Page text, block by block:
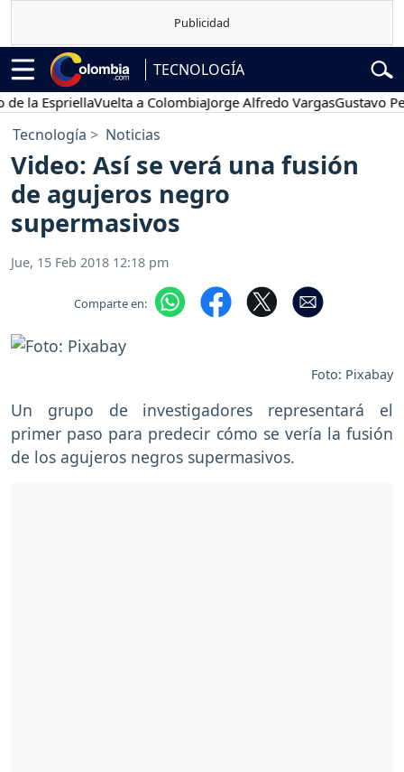
TECNOLOGÍA
EspriellaVuelta a ColombiaJorge Alfredo VargasGustavo Petro
Tecnología Noticias
Video: Así se verá una fusión
de agujeros negro
supermasivos
Jue, 15 Feb 2018 12:18 pm
Comparte en:
Foto: Pixabay
Un grupo de investigadores representará el
primer paso para predecir cómo se vería la fusión
de los agujeros negros supermasivos.